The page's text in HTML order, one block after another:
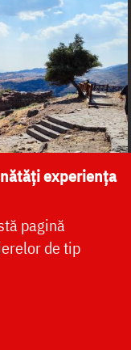
experiența
pagină
de tip